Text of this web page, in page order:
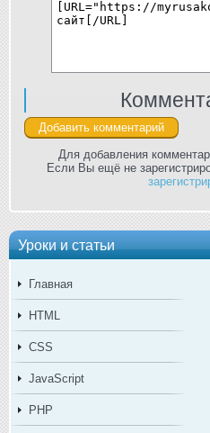
Уроки и статьи
Главная
HTML
CSS
JavaScript
PHP
Для добавления
Если Вы ещё не